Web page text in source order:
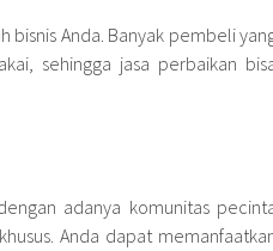
bisnis Anda. Banyak pembeli
sehingga jasa perbaikan
adanya komunitas
Anda dapat